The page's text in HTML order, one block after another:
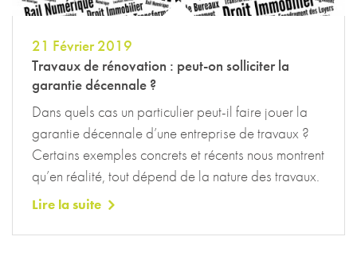
21 Février 2019
Travaux de rénovation : peut-on solliciter la
garantie décennale ?
Dans quels cas un particulier peut-il faire jouer la
garantie décennale d’une entreprise de travaux ?
Certains exemples concrets et récents nous montrent
qu’en réalité, tout dépend de la nature des travaux.
Lire la suite